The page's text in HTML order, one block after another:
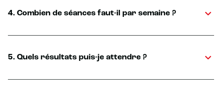
4. Combien de séances faut-il par semaine ?
5. Quels résultats puis-je attendre ?